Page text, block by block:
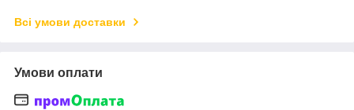
Всі умови доставки
Умови оплати